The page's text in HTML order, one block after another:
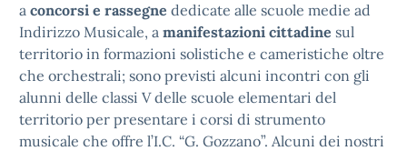
a concorsi e rassegne dedicate alle scuole medie ad
Indirizzo Musicale, a manifestazioni cittadine sul
territorio in formazioni solistiche e cameristiche oltre
che orchestrali; sono previsti alcuni incontri con gli
alunni delle classi V delle scuole elementari del
territorio per presentare i corsi di strumento
musicale che offre l’I.C. “G. Gozzano”. Alcuni dei nostri